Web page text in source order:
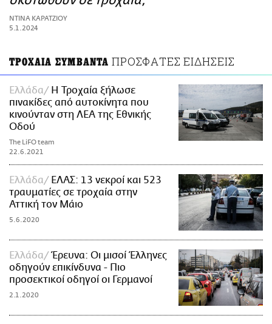
ΑΜΠΑ
PRINT
ΝΤΙΝΑ ΚΑΡΑΤΖΙΟΥ
5.1.2024
ΤΡΟΧΑΙΑ ΣΥΜΒΑΝΤΑ ΠΡΟΣΦΑΤΕΣ ΕΙΔΗΣΕΙΣ
Ελλάδα
Η Τροχαία ξήλωσε
πινακίδες από αυτοκίνητα που
κινούνταν στη ΛΕΑ της Εθνικής
Οδού
The LiFO team
22.6.2021
Ελλάδα
ΕΛΑΣ: 13 νεκροί και 523
τραυματίες σε τροχαία στην
Αττική τον Μάιο
5.6.2020
Ελλάδα
Έρευνα: Οι μισοί Έλληνες
οδηγούν επικίνδυνα - Πιο
προσεκτικοί οδηγοί οι Γερμανοί
2.1.2020